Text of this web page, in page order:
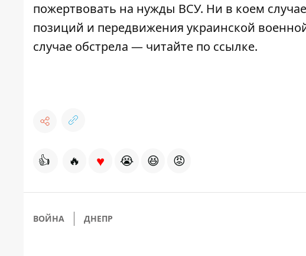
пожертвовать на нужды ВСУ. Ни в коем случае
позиций и передвижения украинской
случае обстрела — читайте по ссылке.
👍 🔥 ♥ 😭 😆 😡
ВОЙНА ДНЕПР